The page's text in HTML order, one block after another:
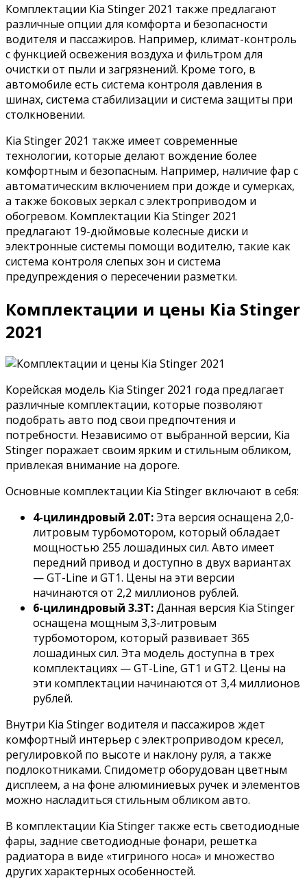
Комплектации Kia Stinger 2021 также предлагают
различные опции для комфорта и безопасности
водителя и пассажиров. Например, климат-контроль
с функцией освежения воздуха и фильтром для
очистки от пыли и загрязнений. Кроме того, в
автомобиле есть система контроля давления в
шинах, система стабилизации и система защиты при
столкновении.
Kia Stinger 2021 также имеет современные
технологии, которые делают вождение более
комфортным и безопасным. Например, наличие фар с
автоматическим включением при дожде и сумерках,
а также боковых зеркал с электроприводом и
обогревом. Комплектации Kia Stinger 2021
предлагают 19-дюймовые колесные диски и
электронные системы помощи водителю, такие как
система контроля слепых зон и система
предупреждения о пересечении разметки.
Комплектации и цены Kia Stinger
2021
Корейская модель Kia Stinger 2021 года предлагает
различные комплектации, которые позволяют
подобрать авто под свои предпочтения и
потребности. Независимо от выбранной версии, Kia
Stinger поражает своим ярким и стильным обликом,
привлекая внимание на дороге.
Основные комплектации Kia Stinger включают в себя:
4-цилиндровый 2.0T:Эта версия оснащена 2,0-
литровым турбомотором, который обладает
мощностью 255 лошадиных сил. Авто имеет
передний привод и доступно в двух вариантах
— GT-Line и GT1. Цены на эти версии
начинаются от 2,2 миллионов рублей.
6-цилиндровый 3.3T:Данная версия Kia Stinger
оснащена мощным 3,3-литровым
турбомотором, который развивает 365
лошадиных сил. Эта модель доступна в трех
комплектациях — GT-Line, GT1 и GT2. Цены на
эти комплектации начинаются от 3,4 миллионов
рублей.
Внутри Kia Stinger водителя и пассажиров ждет
комфортный интерьер с электроприводом кресел,
регулировкой по высоте и наклону руля, а также
подлокотниками. Спидометр оборудован цветным
дисплеем, а на фоне алюминиевых ручек и элементов
можно насладиться стильным обликом авто.
В комплектации Kia Stinger также есть светодиодные
фары, задние светодиодные фонари, решетка
радиатора в виде «тигриного носа» и множество
других характерных особенностей.